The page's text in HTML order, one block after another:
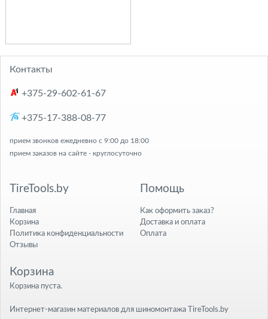
Контакты
+375-29-602-61-67
+375-17-388-08-77
прием звонков ежедневно с 9:00 до 18:00
прием заказов на сайте - круглосуточно
TireTools.by
Главная
Корзина
Политика конфиденциальности
Отзывы
Помощь
Как оформить заказ?
Доставка и оплата
Оплата
Корзина
Корзина пуста.
Интернет-магазин материалов для шиномонтажа TireTools.by